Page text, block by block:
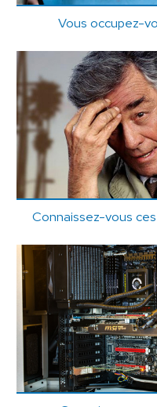
Vous occupez-
Connaissez-vous